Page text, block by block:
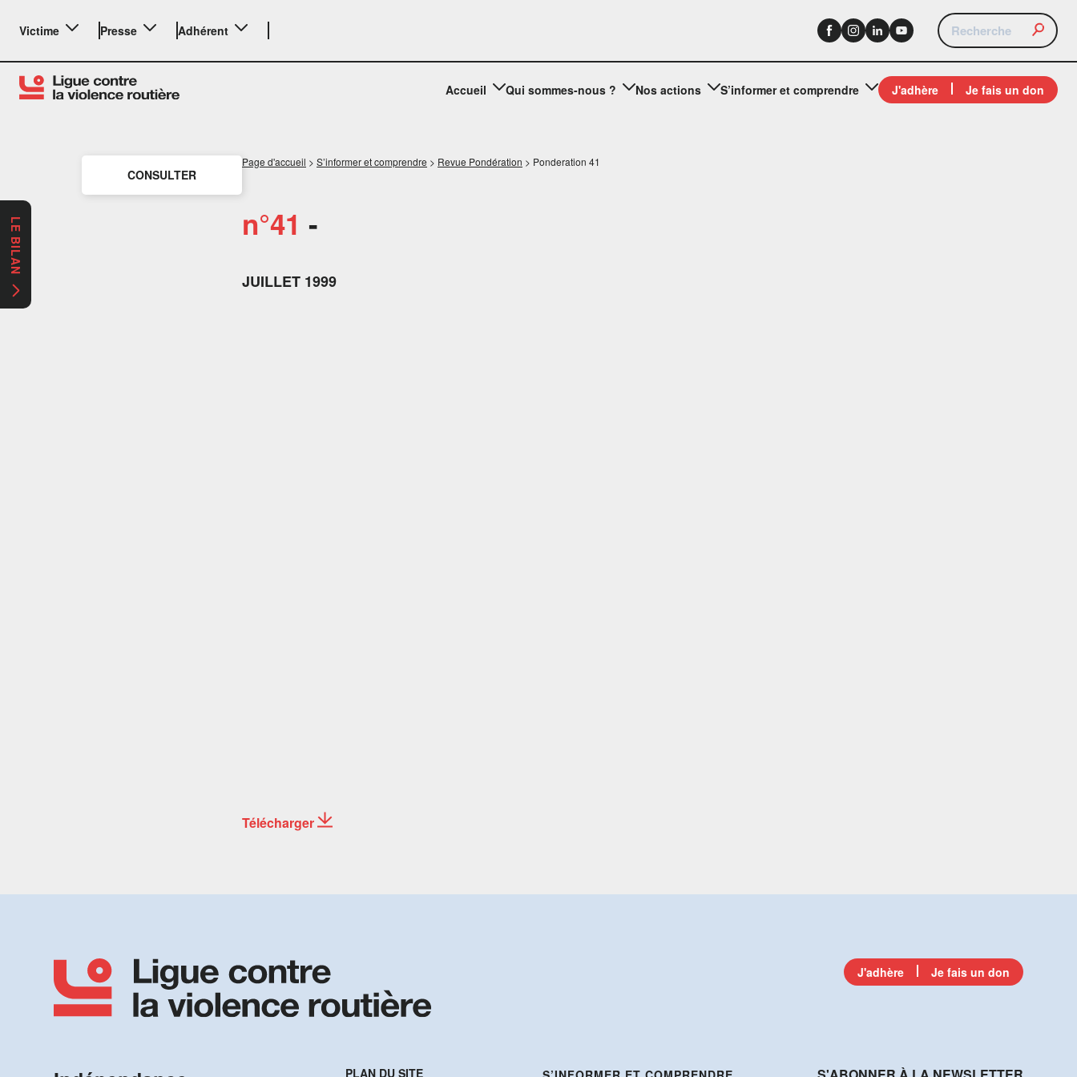
Victime Presse Adhérent
Accueil Qui sommes-nous ? Nos actions S’informer et comprendre J'adhère Je fais un don
CONSULTER
Page d'accueil > S’informer et comprendre > Revue Pondération > Ponderation 41
n°41 -
JUILLET 1999
Télécharger
J'adhère Je fais un don
PLAN DU SITE
LE BILAN